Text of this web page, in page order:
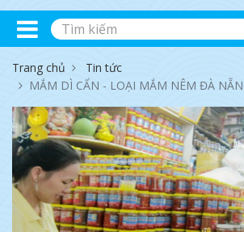
Trang chủ
Tin tức
MẮM DÌ CẨN - LOẠI MẮM NÊM ĐÀ